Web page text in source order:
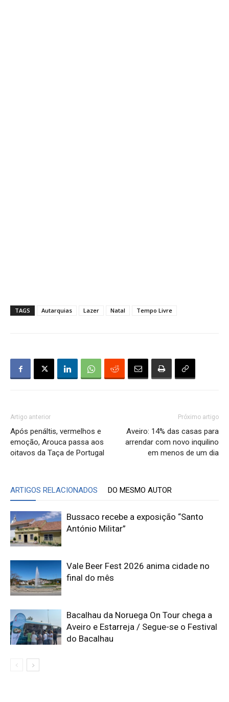
TAGS Autarquias Lazer Natal Tempo Livre
Artigo anterior
Após penáltis, vermelhos e
emoção, Arouca passa aos
oitavos da Taça de Portugal
Próximo artigo
Aveiro: 14% das casas para
arrendar com novo inquilino
em menos de um dia
ARTIGOS RELACIONADOS DO MESMO AUTOR
Bussaco recebe a exposição “Santo
António Militar”
Vale Beer Fest 2026 anima cidade no
final do mês
Bacalhau da Noruega On Tour chega a
Aveiro e Estarreja / Segue-se o Festival
do Bacalhau